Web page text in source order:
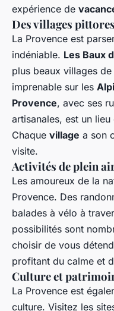
expérience de
Des villages
La Provence est
indéniable. Les Baux
plus beaux villages
imprenable sur les
Provence, avec ses
artisanales, est un
Chaque village a son
visite.
Activités de plein
Les amoureux de la
Provence. Des
balades à vélo à
possibilités sont
choisir de vous
profitant du calme et
Culture et
La Provence est
culture. Visitez les